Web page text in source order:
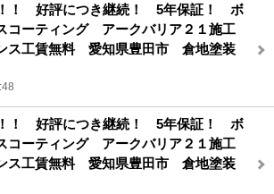
！ 好評につき継続！ 5年保証！ ボ
コーティング アークバリア２１施工
ス工賃無料 愛知県豊田市 倉地塗装
！ 好評につき継続！ 5年保証！ ボ
コーティング アークバリア２１施工
ス工賃無料 愛知県豊田市 倉地塗装